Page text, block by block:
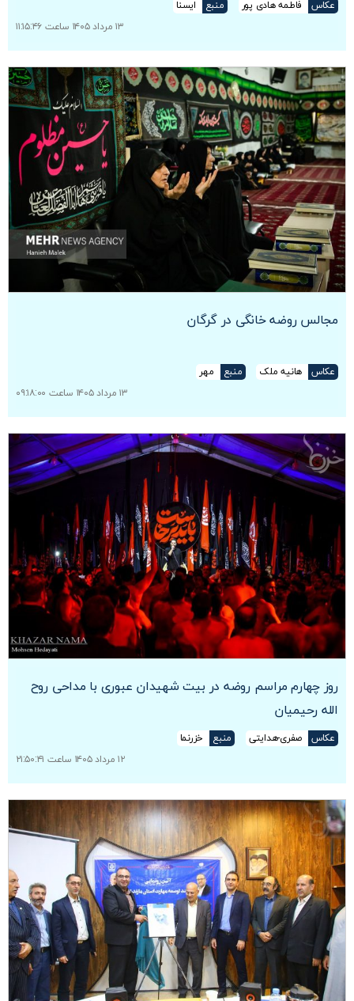
عکاس فاطمه هادی پور منبع
ایسنا
۱۳ مرداد ۱۴۰۵ ساعت ۱۱:۱۵:۴۶
مجالس روضه خانگی در گرگان
عکاس هانیه ملک منبع
مهر
۱۳ مرداد ۱۴۰۵ ساعت ۰۹:۱۸:۰۰
روز چهارم مراسم روضه در بیت شهیدان عبوری با مداحی روح
الله رحیمیان
عکاس صفری-هدایتی منبع
خزرنما
۱۲ مرداد ۱۴۰۵ ساعت ۲۱:۵۰:۴۱